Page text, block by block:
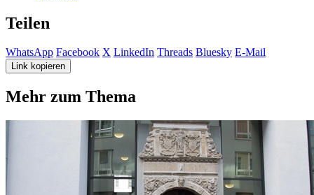
Teilen
WhatsApp Facebook X LinkedIn Threads Bluesky E-Mail
Link kopieren
Mehr zum Thema